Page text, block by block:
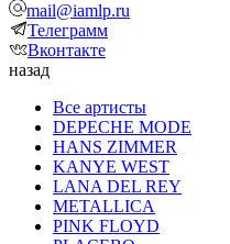
mail@iamlp.ru
Телеграмм
Вконтакте
назад
Все артисты
DEPECHE MODE
HANS ZIMMER
KANYE WEST
LANA DEL REY
METALLICA
PINK FLOYD